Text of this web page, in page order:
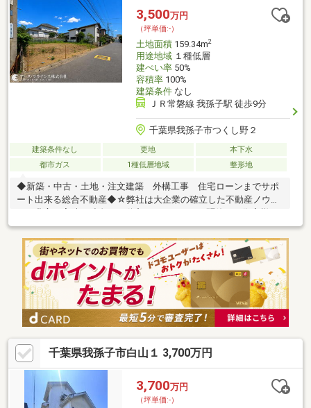
3,500万円
（坪単価:-）
土地面積159.34m2
用途地域１種低層
建ぺい率50%
容積率100%
建築条件なし
ＪＲ常磐線 我孫子駅 徒歩9分
千葉県我孫子市つくし野２
建築条件なし 更地
本下水
都市ガス
1種低層地域 整形地
◆新築・中古・土地・注文建築 外構工事 住宅ローンまでサポ
ート出来る総合不動産◆☆弊社は大企業の確立した不動産ノウハ
フルサポート致します。【弊社は以下をお約束致します】・不動
産に問題が無いか、事前に役所の調査を実施致します。・住環
境・近隣の住民の方に聞き込み調査を致します。購入後こんなは
ずでは・・・・では取り返しがつきません・余分な諸経費は全て
カット！最適な資金計画をご提案致します。 御客様主導で無
理な取り引きは一切行なっておりません。お探しの情報を頂けれ
ば最適な一件をご提案致します！些細な事でも遠慮なくご相談下
さい。
千葉県我孫子市白山１ 3,700万円
3,700万円
（坪単価:-）